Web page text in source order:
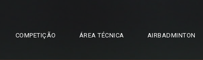
COMPETIÇÃO ÁREA TÉCNICA AIRBADMINTON